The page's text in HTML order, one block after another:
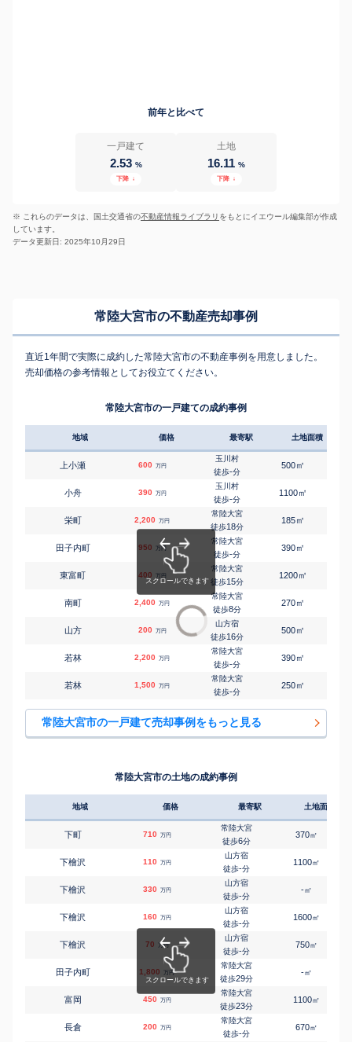
前年と比べて
一戸建て
2.53 %
下降 ↓
土地
16.11 %
下降 ↓
※ これらのデータは、国土交通省の不動産情報ライブラリ をもとにイエウール編集部が作成
しています。
データ更新日: 2025年10月29日
常陸大宮市の不動産売却事例
直近1年間で実際に成約した常陸大宮市の不動産事例を用意しました。
売却価格の参考情報としてお役立てください。
常陸大宮市の一戸建ての成約事例
地域 価格 最寄駅 土地面積
上小瀬 600 万円
玉川村
徒歩-分
500㎡
小舟 390 万円
玉川村
徒歩-分
1100㎡
栄町 2,200 万円
常陸大宮
徒歩18分
185㎡
田子内町 950 万円
常陸大宮
徒歩-分
390㎡
東富町 400 万円
常陸大宮
徒歩15分
1200㎡
南町 2,400 万円
常陸大宮
徒歩8分
270㎡
山方 200 万円
山方宿
徒歩16分
500㎡
若林 2,200 万円
常陸大宮
徒歩-分
390㎡
若林 1,500 万円
常陸大宮
徒歩-分
250㎡
常陸大宮市の一戸建て売却事例をもっと見る
常陸大宮市の土地の成約事例
地域 価格 最寄駅 土地面積
下町 710 万円
常陸大宮
徒歩6分
370㎡
下檜沢 110 万円
山方宿
徒歩-分
1100㎡
下檜沢 330 万円
山方宿
徒歩-分
-㎡
下檜沢 160 万円
山方宿
徒歩-分
1600㎡
下檜沢 70 万円
山方宿
徒歩-分
750㎡
田子内町 1,800 万円
常陸大宮
徒歩29分
-㎡
富岡 450 万円
常陸大宮
徒歩23分
1100㎡
長倉 200 万円
常陸大宮
徒歩-分
670㎡